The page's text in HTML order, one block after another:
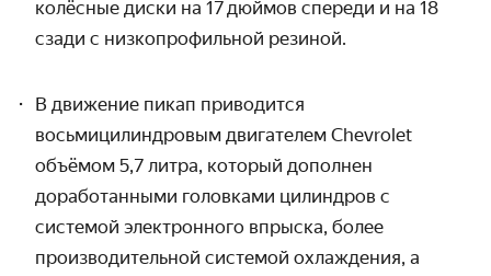
колёсные диски на 17 дюймов спереди и на 18
сзади с низкопрофильной резиной.
В движение пикап приводится
восьмицилиндровым двигателем Chevrolet
объёмом 5,7 литра, который дополнен
доработанными головками цилиндров с
системой электронного впрыска, более
производительной системой охлаждения, а